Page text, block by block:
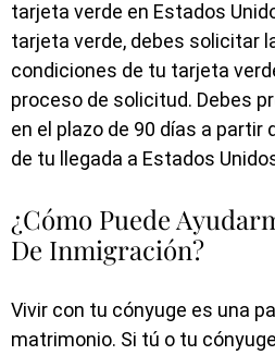
tarjeta verde en Estados
tarjeta verde, debes solicitar
condiciones de tu tarjeta
proceso de solicitud. Debes
en el plazo de 90 días a partir
de tu llegada a Estados
¿Cómo Puede
De Inmigración?
Vivir con tu cónyuge es una
matrimonio. Si tú o tu